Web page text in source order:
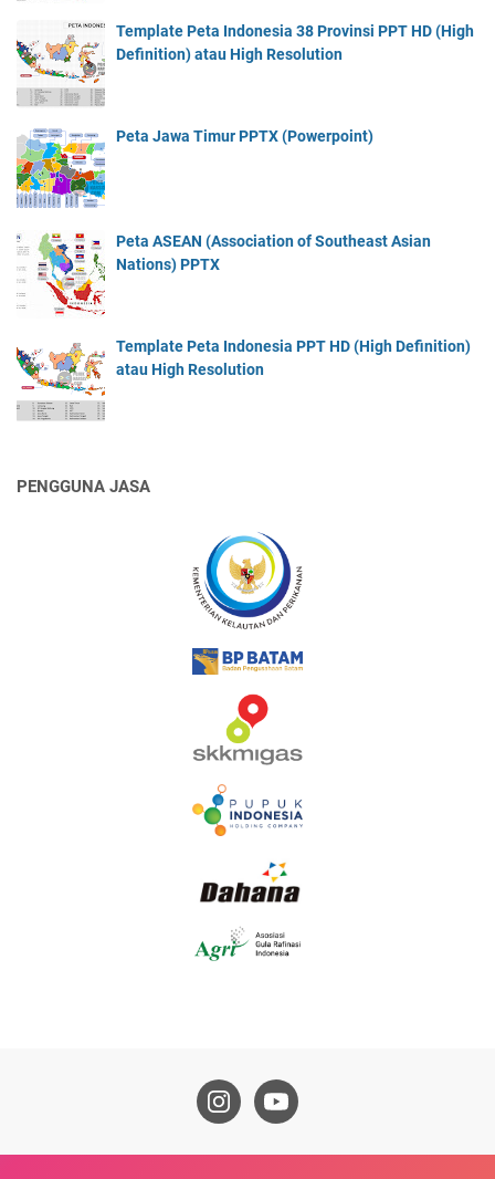
Template Peta Indonesia 38 Provinsi PPT HD (High
Definition) atau High Resolution
Peta Jawa Timur PPTX (Powerpoint)
Peta ASEAN (Association of Southeast Asian
Nations) PPTX
Template Peta Indonesia PPT HD (High Definition)
atau High Resolution
PENGGUNA JASA